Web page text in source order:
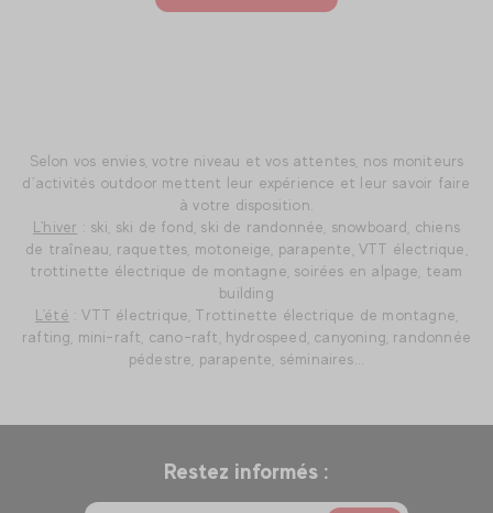
Selon vos envies, votre niveau et vos attentes, nos moniteurs
d’activités outdoor mettent leur expérience et leur savoir faire
à votre disposition.
L'hiver : ski, ski de fond, ski de randonnée, snowboard, chiens
de traîneau, raquettes, motoneige, parapente, VTT électrique,
trottinette électrique de montagne, soirées en alpage, team
building
L'été : VTT électrique, Trottinette électrique de montagne,
rafting, mini-raft, cano-raft, hydrospeed, canyoning, randonnée
pédestre, parapente, séminaires...
Restez informés :